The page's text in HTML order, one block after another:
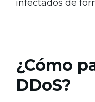
infectados de
¿Cómo
DDoS?